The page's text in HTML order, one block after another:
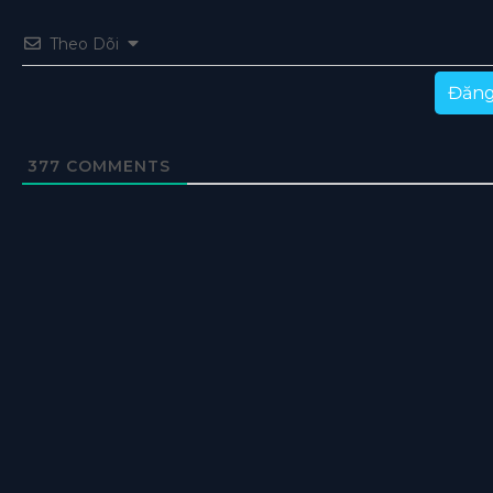
Theo Dõi
377 COMMENTS